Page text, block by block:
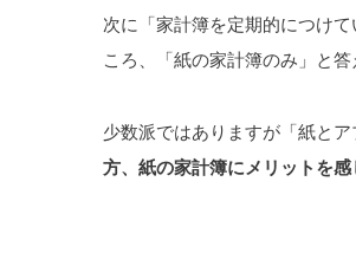
次に「家計簿を定期的につけ
ころ、「紙の家計簿のみ」と
少数派ではありますが「紙と
方、紙の家計簿にメリットを